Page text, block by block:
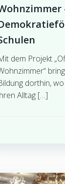
dem Projekt
dorthin,
Alltag […]